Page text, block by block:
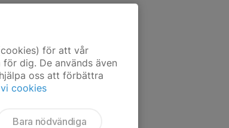
för att vår
dig. De används även
oss att förbättra
cookies
Bara nödvändiga